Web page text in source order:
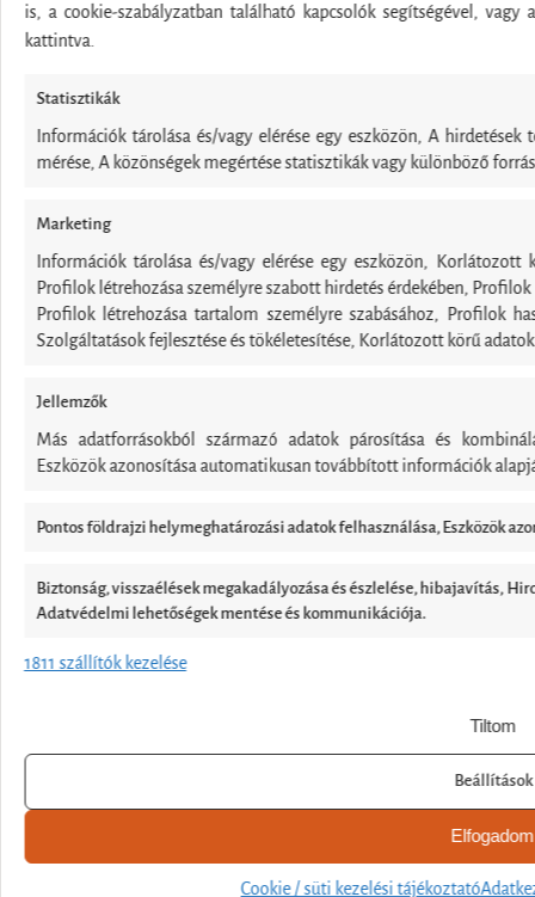
is, a cookie-szabályzatban található kapcsolók segítségével,
kattintva.
Statisztikák
Információk tárolása és/vagy elérése egy eszközön, A
mérése, A közönségek megértése statisztikák vagy különböző
Marketing
Információk tárolása és/vagy elérése egy eszközön, Korlátozott
Profilok létrehozása személyre szabott hirdetés érdekében,
Profilok létrehozása tartalom személyre szabásához, Profilok
Szolgáltatások fejlesztése és tökéletesítése, Korlátozott körű
Jellemzők
Más adatforrásokból származó adatok párosítása és
Eszközök azonosítása automatikusan továbbított információk
Pontos földrajzi helymeghatározási adatok felhasználása, Eszközök
Biztonság, visszaélések megakadályozása és észlelése, hibajavítás,
Adatvédelmi lehetőségek mentése és kommunikációja.
1811 szállítók kezelése
Elfogadom
Tiltom
Beállítások
Cookie / süti kezelési tájékoztató